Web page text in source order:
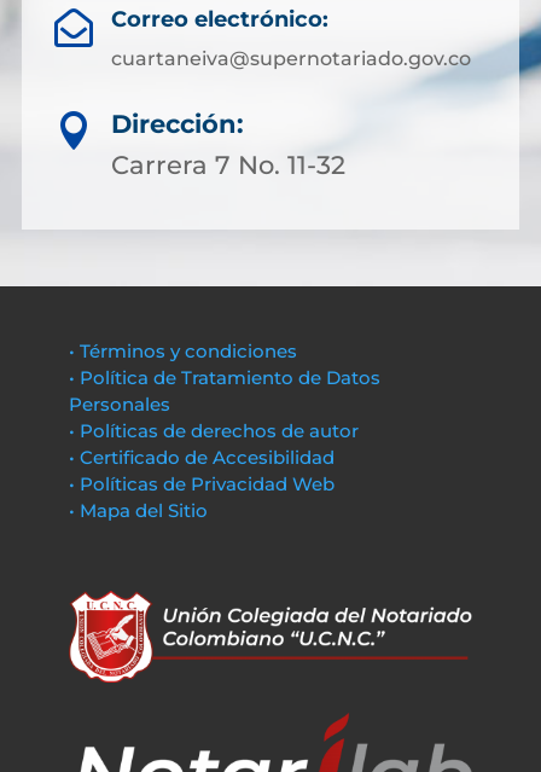
 Correo electrónico:
cuartaneiva@supernotariado.gov.co

Dirección:
Carrera 7 No. 11-32
• Términos y condiciones
• Política de Tratamiento de Datos
Personales
• Políticas de derechos de autor
• Certificado de Accesibilidad
• Políticas de Privacidad Web
• Mapa del Sitio